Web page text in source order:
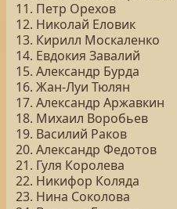
11. Петр Орехов
12. Николай Еловик
13. Кирилл Москаленко
14. Евдокия Завалий
15. Александр Бурда
16. Жан-Луи Тюлян
17. Александр Аржавкин
18. Михаил Воробьев
19. Василий Раков
20. Александр Федотов
21. Гуля Королева
22. Никифор Коляда
23. Нина Соколова